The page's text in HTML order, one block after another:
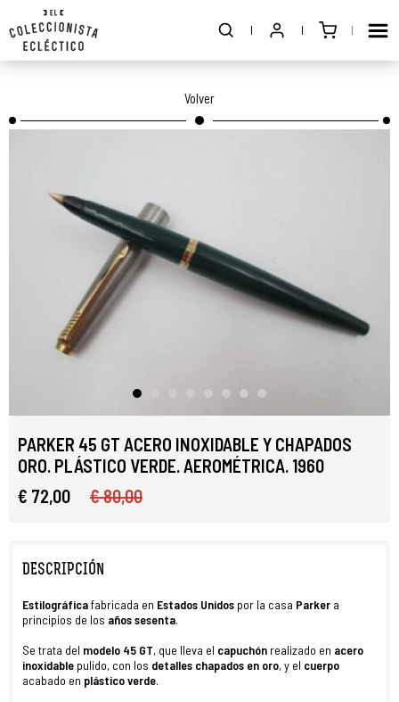
Volver
PARKER 45 GT ACERO INOXIDABLE Y CHAPADOS
ORO. PLÁSTICO VERDE. AEROMÉTRICA. 1960
€ 72,00
€ 80,00
DESCRIPCIÓN
Estilográficafabricada en Estados Unidos por la casa Parker a
principios de los añossesenta.
Se trata del modelo 45 GT, que lleva el capuchón realizado en acero
inoxidable pulido, con los detalles chapados en oro, y el cuerpo
acabado en plástico verde.